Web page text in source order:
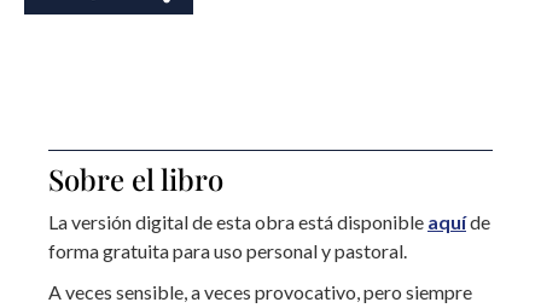
Sobre el libro
La versión digital de esta obra está disponible aquíde
forma gratuita para uso personal y pastoral.
A veces sensible, a veces provocativo, pero siempre